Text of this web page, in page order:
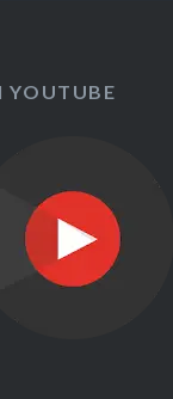
YOUTUBE